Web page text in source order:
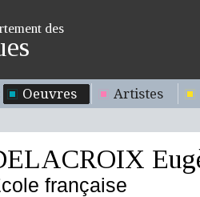
des
Oeuvres Artistes
française